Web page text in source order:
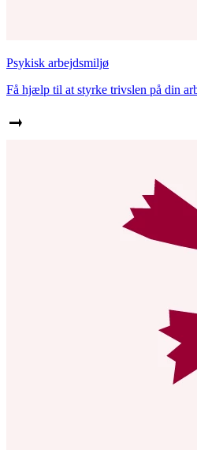
Psykisk arbejdsmiljø
Få hjælp til at styrke trivslen på din